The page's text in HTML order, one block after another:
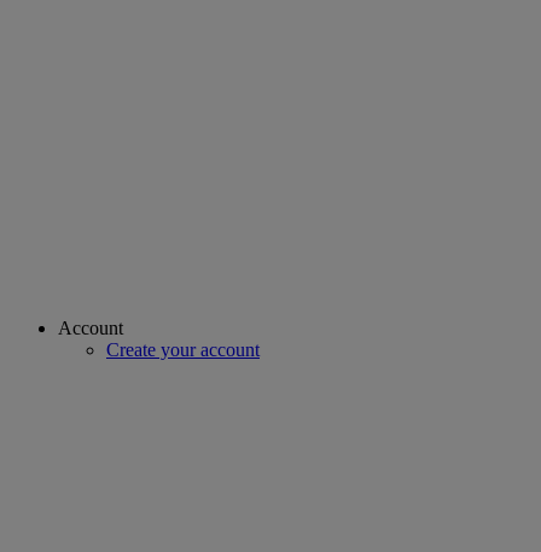
Account
Create your account